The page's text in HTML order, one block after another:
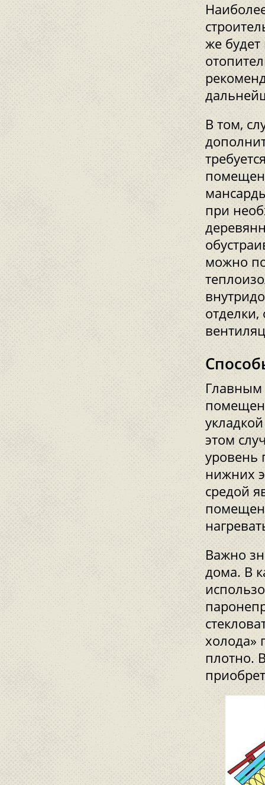
же
В том,
при
можно
Главным
этом
уровень
нижних
средой
Важно
дома. В
холода»
плотно.